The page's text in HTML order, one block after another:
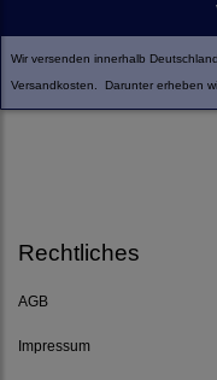
Wir versenden innerhalb
Versandkosten. Darunter erheben
Rechtliches
AGB
Impressum